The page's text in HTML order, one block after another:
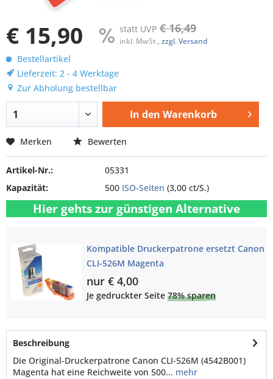
€ 15,90 statt UVP € 16,49
inkl. MwSt., zzgl. Versand
Bestellartikel
Lieferzeit: 2 - 4 Werktage
Zur Abholung bestellbar
In den Warenkorb
Merken Bewerten
Artikel-Nr.:
05331
Kapazität:
500 ISO-Seiten (3,00 ct/S.)
Hier gehts zur günstigen Alternative
Kompatible Druckerpatrone ersetzt Canon
CLI-526M Magenta
nur € 4,00
Je gedruckter Seite78% sparen
Beschreibung
Die Original-Druckerpatrone Canon CLI-526M (4542B001)
Magenta hat eine Reichweite von 500... mehr